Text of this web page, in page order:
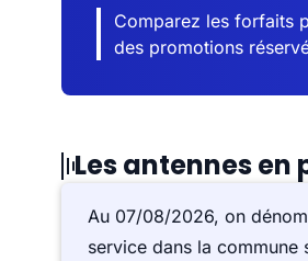
Comparez les forfaits
des promotions
Les antennes
Au 07/08/2026, on
service dans la commune